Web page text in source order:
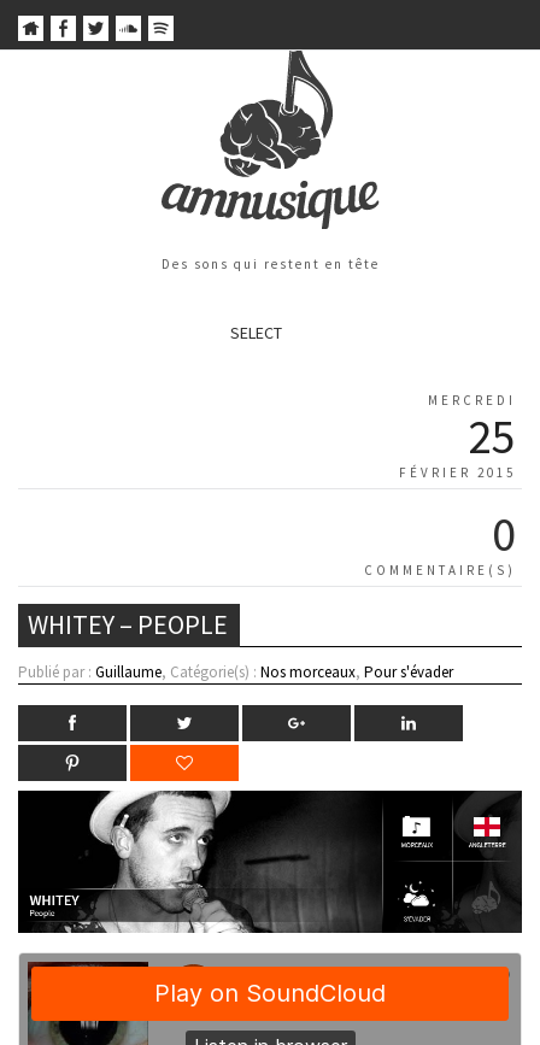
Des sons qui restent en tête
SELECT
MERCREDI
25
FÉVRIER 2015
0
COMMENTAIRE(S)
WHITEY – PEOPLE
Publié par : Guillaume, Catégorie(s) : Nos morceaux, Pour s'évader